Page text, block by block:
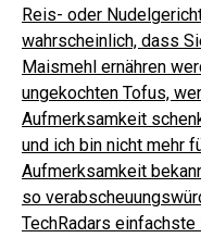
Reis- oder
wahrscheinlich, dass
Maismehl ernähren
ungekochten Tofus,
Aufmerksamkeit
und ich bin nicht mehr
Aufmerksamkeit
so
TechRadars